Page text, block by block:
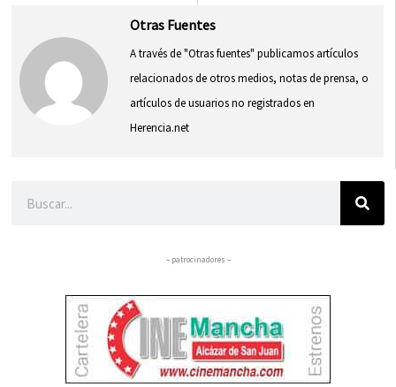
Otras Fuentes
A través de "Otras fuentes" publicamos artículos
relacionados de otros medios, notas de prensa, o
artículos de usuarios no registrados en
Herencia.net
– patrocinadores –